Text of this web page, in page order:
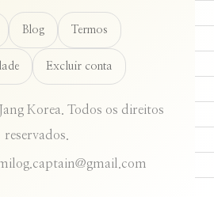
Blog Termos
Excluir conta
Korea. Todos os direitos
reservados.